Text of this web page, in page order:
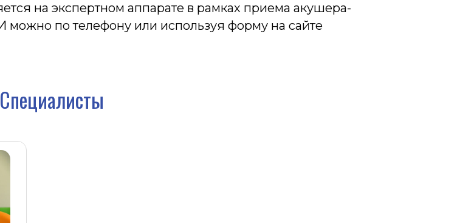
на экспертном аппарате в рамках приема акушера-
можно по телефону или используя форму на сайте